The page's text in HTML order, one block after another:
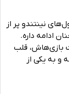
نینتندو پر از
ادامه داره.
بازی‌هاش، قلب
و به یکی از